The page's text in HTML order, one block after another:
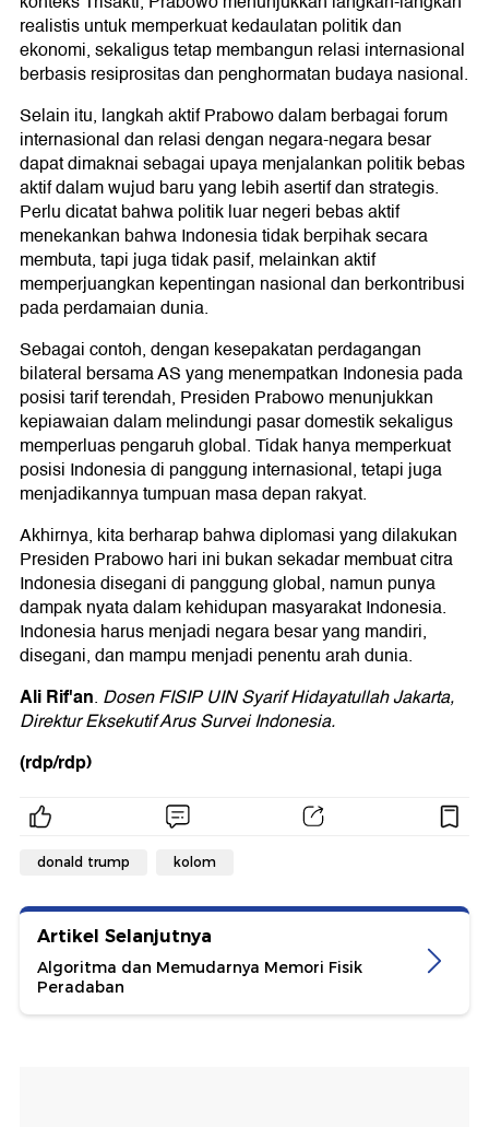
realistis untuk memperkuat kedaulatan politik dan
ekonomi, sekaligus tetap membangun relasi internasional
berbasis resiprositas dan penghormatan budaya nasional.
Selain itu, langkah aktif Prabowo dalam berbagai forum
internasional dan relasi dengan negara-negara besar
dapat dimaknai sebagai upaya menjalankan politik bebas
aktif dalam wujud baru yang lebih asertif dan strategis.
Perlu dicatat bahwa politik luar negeri bebas aktif
menekankan bahwa Indonesia tidak berpihak secara
membuta, tapi juga tidak pasif, melainkan aktif
memperjuangkan kepentingan nasional dan berkontribusi
pada perdamaian dunia.
Sebagai contoh, dengan kesepakatan perdagangan
bilateral bersama AS yang menempatkan Indonesia pada
posisi tarif terendah, Presiden Prabowo menunjukkan
kepiawaian dalam melindungi pasar domestik sekaligus
memperluas pengaruh global. Tidak hanya memperkuat
posisi Indonesia di panggung internasional, tetapi juga
menjadikannya tumpuan masa depan rakyat.
Akhirnya, kita berharap bahwa diplomasi yang dilakukan
Presiden Prabowo hari ini bukan sekadar membuat citra
Indonesia disegani di panggung global, namun punya
dampak nyata dalam kehidupan masyarakat Indonesia.
Indonesia harus menjadi negara besar yang mandiri,
disegani, dan mampu menjadi penentu arah dunia.
Ali Rif'an. Dosen FISIP UIN Syarif Hidayatullah Jakarta,
Direktur Eksekutif Arus Survei Indonesia.
(rdp/rdp)
donald trump kolom
Artikel Selanjutnya
Algoritma dan Memudarnya Memori Fisik
Peradaban